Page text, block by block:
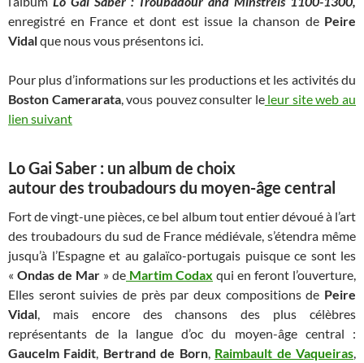
enregistré en France et dont est issue la chanson de Peire
Vidalque nous vous présentons ici.
Pour plus d’informations sur les productions et les activités du
Boston Camerarata, vous pouvez consulter leleur site web au
lien suivant
Lo Gai Saber : un album de choix
autour des troubadours du moyen-âge central
Fort de vingt-une pièces, ce bel album tout entier dévoué à l’art
des troubadours du sud de France médiévale, s’étendra même
jusqu’à l’Espagne et au galaïco-portugais puisque ce sont les
« Ondas de Mar » de Martim Codax qui en feront l’ouverture,
Elles seront suivies de près par deux compositions de Peire
Vidal, mais encore des chansons des plus célèbres
représentants de la langue d’oc du moyen-âge central :
Gaucelm Faidit, Bertrand de Born, Raimbault de Vaqueiras,